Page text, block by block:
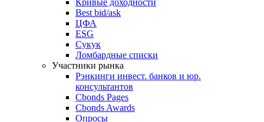
Поиск котировок облигаций
Ближайшие размещения (Россия)
Специальные разделы
Кривые доходности
Best bid/ask
ЦФА
ESG
Сукук
Ломбардные списки
Участники рынка
Рэнкинги инвест. банков и юр.